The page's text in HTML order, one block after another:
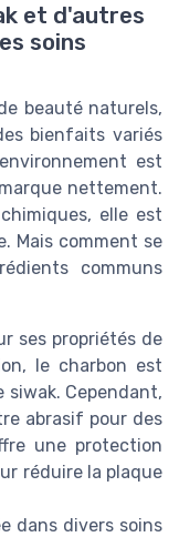
et d'autres
soins
beauté naturels,
bienfaits variés
est
nettement.
elle est
Mais comment se
communs
ses propriétés de
le charbon est
siwak. Cependant,
abrasif pour des
une protection
réduire la plaque
dans divers soins